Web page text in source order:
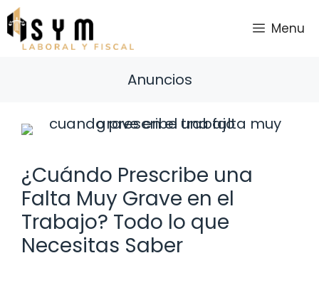
Saltar
al
contenido
Menu
Anuncios
¿Cuándo Prescribe una
Falta Muy Grave en el
Trabajo? Todo lo que
Necesitas Saber